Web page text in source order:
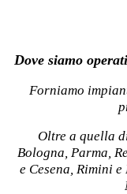
Dove siamo
Forniamo
Oltre a quella
Bologna, Parma,
e Cesena, Rimini